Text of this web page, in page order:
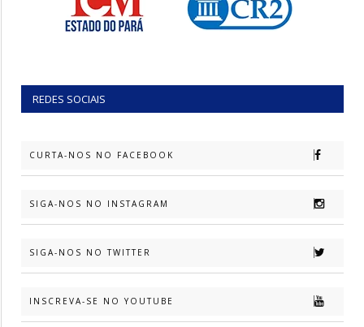
REDES SOCIAIS
CURTA-NOS NO FACEBOOK
SIGA-NOS NO INSTAGRAM
SIGA-NOS NO TWITTER
INSCREVA-SE NO YOUTUBE